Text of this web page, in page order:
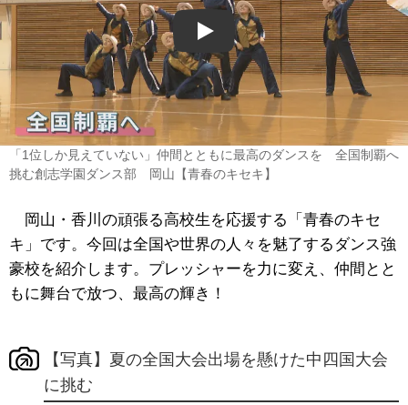
Play
「1位しか見えていない」仲間とともに最高のダンスを 全国制覇へ
挑む創志学園ダンス部 岡山【青春のキセキ】
岡山・香川の頑張る高校生を応援する「青春のキセ
キ」です。今回は全国や世界の人々を魅了するダンス強
豪校を紹介します。プレッシャーを力に変え、仲間とと
もに舞台で放つ、最高の輝き！
【写真】夏の全国大会出場を懸けた中四国大会
に挑む